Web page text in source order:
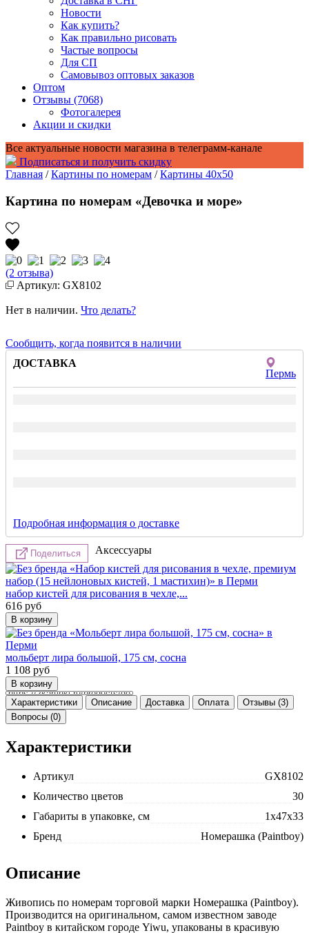
Новости
Как купить?
Как правильно рисовать
Частые вопросы
Для СП
Самовывоз оптовых заказов
Оптом
Отзывы (7068)
Фотогалерея
Акции и скидки
Все актуальные новости магазина в телеграмм-канале
Подписаться и получить скидку
Главная /Картины по номерам /Картины 40x50
Картина по номерам «Девочка и море»
(2 отзыва)
Артикул: GX8102
Нет в наличии. Что делать?
Сообщить, когда появится в наличии
ДОСТАВКА
Пермь
Подробная информация о доставке
Поделиться Аксессуары
набор кистей для рисования в чехле,...
616 руб
мольберт лира большой, 175 см, сосна
1 108 руб
Характеристики Описание Доставка Оплата
Отзывы (3)
Вопросы (0)
Характеристики
Артикул
GX8102
Количество цветов
30
Габариты в упаковке, см
1x47x33
Бренд
Номерашка (Paintboy)
Описание
Живопись по номерам торговой марки Номерашка (Paintboy).
Производится на оригинальном, самом известном заводе
Paintboy в китайском городе Yiwu, упакованы в красивую